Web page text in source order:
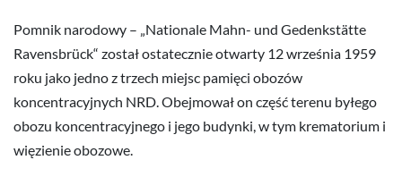
Pomnik narodowy – „Nationale Mahn- und Gedenkstätte
Ravensbrück“ został ostatecznie otwarty 12 września 1959
roku jako jedno z trzech miejsc pamięci obozów
koncentracyjnych NRD. Obejmował on część terenu byłego
obozu koncentracyjnego i jego budynki, w tym krematorium i
więzienie obozowe.